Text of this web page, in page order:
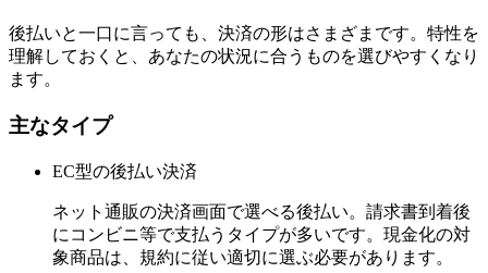
後払いと一口に言っても、決済の形はさまざまです。特性を
理解しておくと、あなたの状況に合うものを選びやすくなり
ます。
主なタイプ
EC型の後払い決済
ネット通販の決済画面で選べる後払い。請求書到着後
にコンビニ等で支払うタイプが多いです。現金化の対
象商品は、規約に従い適切に選ぶ必要があります。